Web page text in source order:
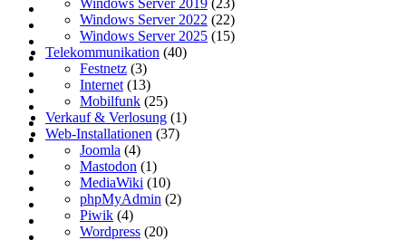
Windows Server 2022 (22)
Windows Server 2025 (15)
Telekommunikation (40)
Festnetz (3)
Internet (13)
Mobilfunk (25)
Verkauf & Verlosung (1)
Web-Installationen (37)
Joomla (4)
Mastodon (1)
MediaWiki (10)
phpMyAdmin (2)
Piwik (4)
Wordpress (20)